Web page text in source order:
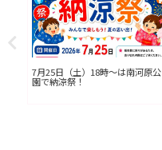
7月25日（土）18時〜は南河原公
園で納涼祭！